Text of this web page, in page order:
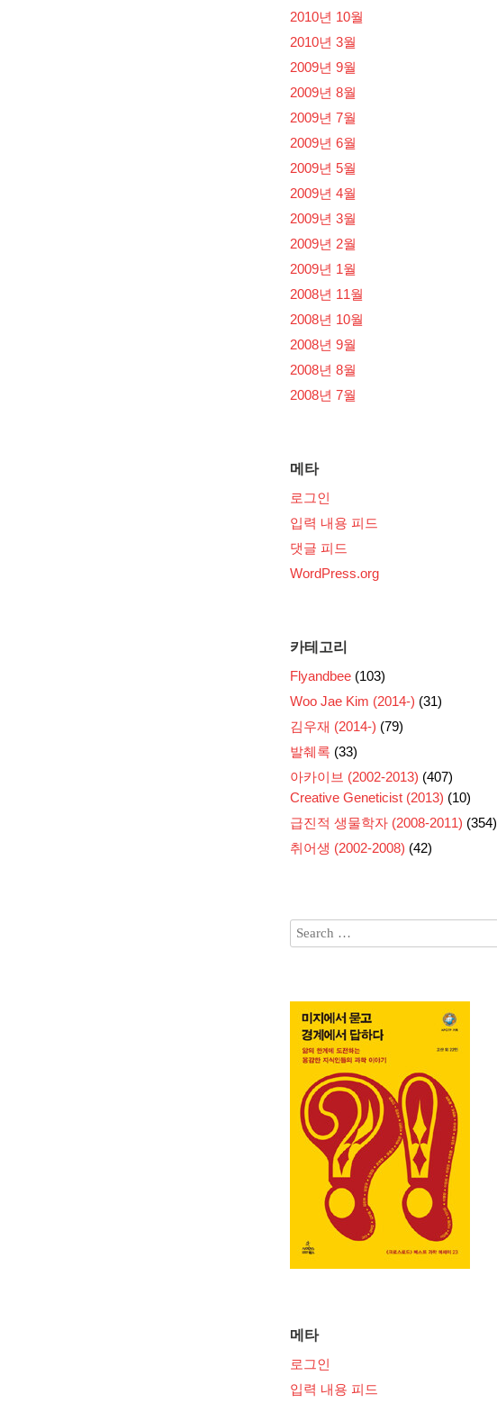
2010년 10월
2010년 3월
2009년 9월
2009년 8월
2009년 7월
2009년 6월
2009년 5월
2009년 4월
2009년 3월
2009년 2월
2009년 1월
2008년 11월
2008년 10월
2008년 9월
2008년 8월
2008년 7월
메타
로그인
입력 내용 피드
댓글 피드
WordPress.org
카테고리
Flyandbee (103)
Woo Jae Kim (2014-) (31)
김우재 (2014-) (79)
발췌록 (33)
아카이브 (2002-2013) (407)
Creative Geneticist (2013) (10)
급진적 생물학자 (2008-2011) (354)
취어생 (2002-2008) (42)
메타
로그인
입력 내용 피드